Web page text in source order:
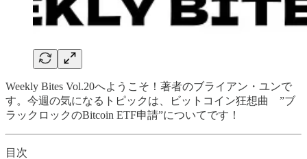
Weekly Bites Vol.20へようこそ！著者のブライアン・ユンで
す。今週の気になるトピックは、ビットコイン狂想曲 ”ブ
ラックロックのBitcoin ETF申請”についてです！
目次